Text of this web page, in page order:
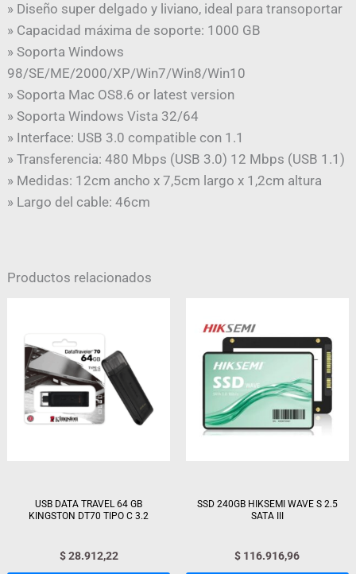
» Diseño super delgado y liviano, ideal para transoportar
» Capacidad máxima de soporte: 1000 GB
» Soporta Windows
98/SE/ME/2000/XP/Win7/Win8/Win10
» Soporta Mac OS8.6 or latest version
» Soporta Windows Vista 32/64
» Interface: USB 3.0 compatible con 1.1
» Transferencia: 480 Mbps (USB 3.0) 12 Mbps (USB 1.1)
» Medidas: 12cm ancho x 7,5cm largo x 1,2cm altura
» Largo del cable: 46cm
Productos relacionados
USB DATA TRAVEL 64 GB
KINGSTON DT70 TIPO C 3.2
$28.912,22
SSD 240GB HIKSEMI WAVE S 2.5
SATA III
$ 116.916,96